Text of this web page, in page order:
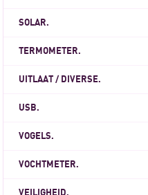
SOLAR.
TERMOMETER.
UITLAAT / DIVERSE.
USB.
VOGELS.
VOCHTMETER.
VEILIGHEID.